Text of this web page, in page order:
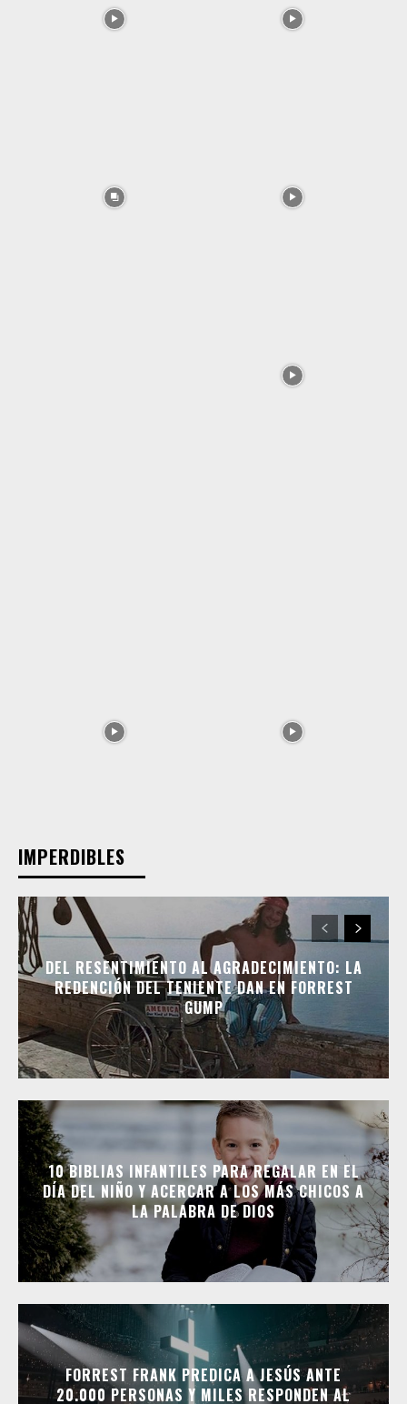
IMPERDIBLES
DEL RESENTIMIENTO AL AGRADECIMIENTO: LA
REDENCIÓN DEL TENIENTE DAN EN FORREST
GUMP
10 BIBLIAS INFANTILES PARA REGALAR EN EL
DÍA DEL NIÑO Y ACERCAR A LOS MÁS CHICOS A
LA PALABRA DE DIOS
FORREST FRANK PREDICA A JESÚS ANTE
20.000 PERSONAS Y MILES RESPONDEN AL